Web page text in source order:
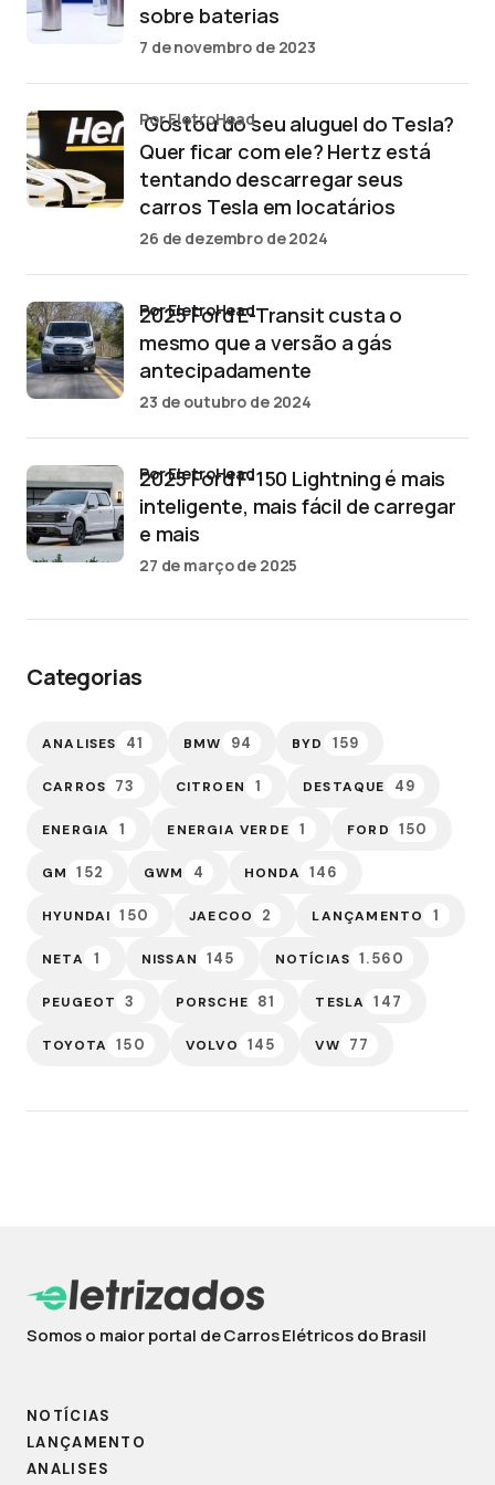
sobre baterias
7 de novembro de 2023
‘Gostou do seu aluguel do Tesla?
Quer ficar com ele? Hertz está
tentando descarregar seus
carros Tesla em locatários
por EletroHead
26 de dezembro de 2024
2025 Ford E-Transit custa o
mesmo que a versão a gás
antecipadamente
por EletroHead
23 de outubro de 2024
2025 Ford F-150 Lightning é mais
inteligente, mais fácil de carregar
e mais
por EletroHead
27 de março de 2025
Categorias
ANALISES 41 BMW 94 BYD 159
CARROS 73 CITROEN 1 DESTAQUE 49
ENERGIA 1 ENERGIA VERDE 1 FORD 150
GM 152 GWM 4 HONDA 146
HYUNDAI 150 JAECOO 2 LANÇAMENTO 1
NETA 1 NISSAN 145 NOTÍCIAS 1.560
PEUGEOT 3 PORSCHE 81 TESLA 147
TOYOTA 150 VOLVO 145 VW 77
Somos o maior portal de Carros Elétricos do Brasil
NOTÍCIAS
LANÇAMENTO
ANALISES